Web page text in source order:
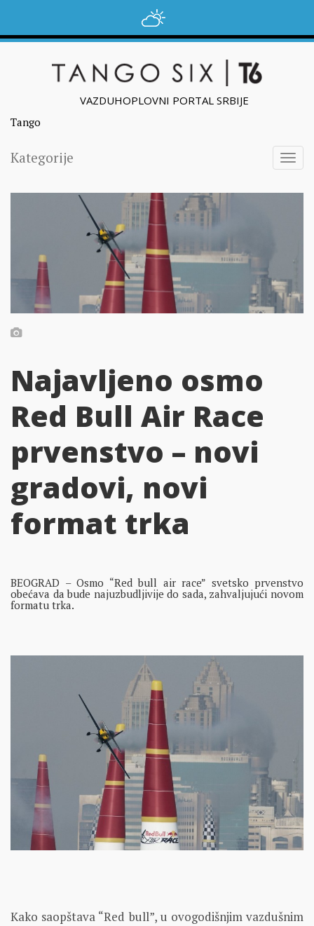
VAZDUHOPLOVNI PORTAL SRBIJE
Tango
Kategorije
Najavljeno osmo
Red Bull Air Race
prvenstvo – novi
gradovi, novi
format trka
BEOGRAD – Osmo “Red bull air race” svetsko prvenstvo
obećava da bude najuzbudljivije do sada, zahvaljujući novom
formatu trka.
Kako saopštava “Red bull”, u ovogodišnjim vazdušnim